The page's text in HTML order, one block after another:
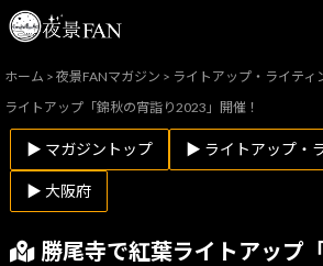
ホーム >夜景FANマガジン > ライトアップ・ライティ
ライトアップ「錦秋の宵詣り2023」開催！
▶ マガジントップ ▶ ライトアップ・
▶ 大阪府
勝尾寺で紅葉ライトアップ